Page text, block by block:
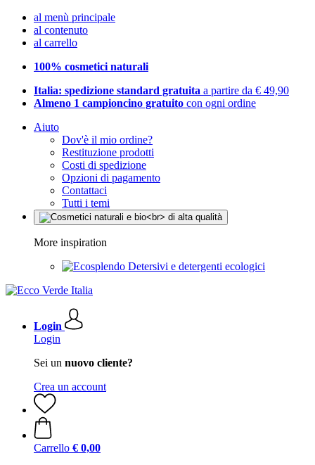
al menù principale
al contenuto
al carrello
100% cosmetici naturali
Italia: spedizione standard gratuita a partire da € 49,90
Almeno 1 campioncino gratuito con ogni ordine
Aiuto
Dov'è il mio ordine?
Restituzione prodotti
Costi di spedizione
Opzioni di pagamento
Contattaci
Tutti i temi
More inspiration
Detersivi e detergenti ecologici
Login
Login
Sei un nuovo cliente?
Crea un account
Carrello € 0,00